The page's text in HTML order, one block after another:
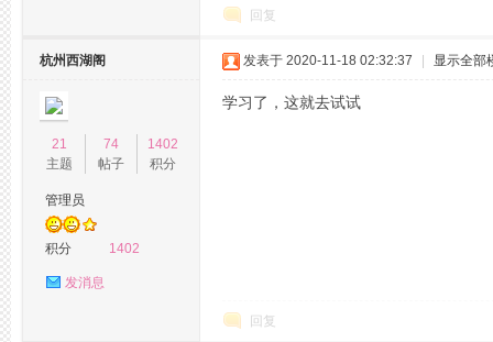
回复
杭州西湖阁
21
主题
74
帖子
1402
积分
管理员
积分 1402
发消息
发表于 2020-11-18 02:32:37 显示全部
学习了，这就去试试
回复